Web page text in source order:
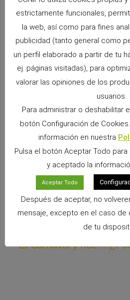
El Carnaval y nuestro hurón
estrictamente funcionales,
la web, así como para fines
publicidad (tanto general como
un perfil elaborado a partir de tu
ej. páginas visitadas), para
valorar las opiniones de los
usuarios.
Para administrar o deshabilitar
botón Configuración de
información en nuestra
Pulsa el botón Aceptar Todo
y aceptado la
Aceptar Todo
Después de aceptar, no
mensaje, excepto en el caso de
de tu